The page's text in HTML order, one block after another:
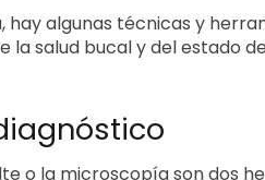
algunas técnicas y
la salud bucal y del estado
o la microscopía son dos